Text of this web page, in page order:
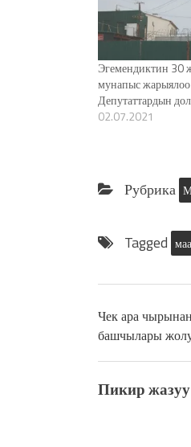
Эгемендиктин 30
мунапыс
Депутаттардын
02.07.2021
Рубрика
Tagged
Чек ара
башчылары
Пикир жазуу